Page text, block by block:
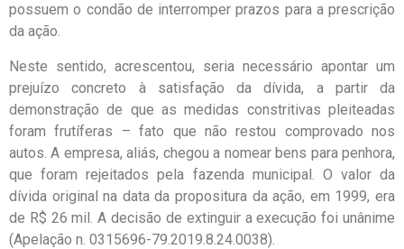
possuem o condão de interromper prazos para a prescrição
da ação.
Neste sentido, acrescentou, seria necessário apontar um
prejuízo concreto à satisfação da dívida, a partir da
demonstração de que as medidas constritivas pleiteadas
foram frutíferas – fato que não restou comprovado nos
autos. A empresa, aliás, chegou a nomear bens para penhora,
que foram rejeitados pela fazenda municipal. O valor da
dívida original na data da propositura da ação, em 1999, era
de R$ 26 mil. A decisão de extinguir a execução foi unânime
(Apelação n. 0315696-79.2019.8.24.0038).